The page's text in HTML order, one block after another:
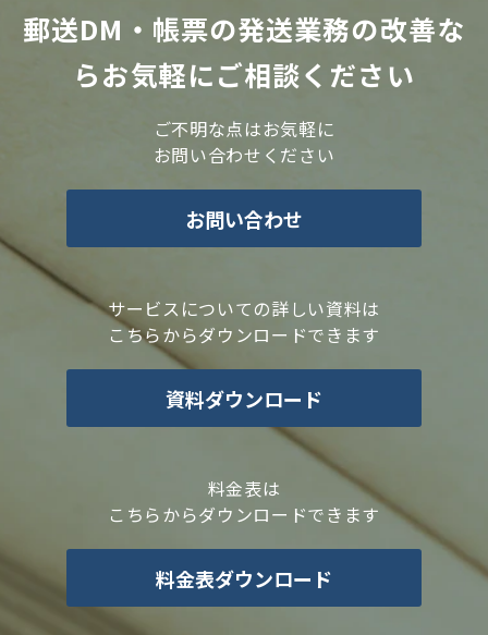
郵送DM・帳票の発送業務の改善な
らお気軽にご相談ください
ご不明な点はお気軽に
お問い合わせください
お問い合わせ
サービスについての詳しい資料は
こちらからダウンロードできます
資料ダウンロード
料金表は
こちらからダウンロードできます
料金表ダウンロード